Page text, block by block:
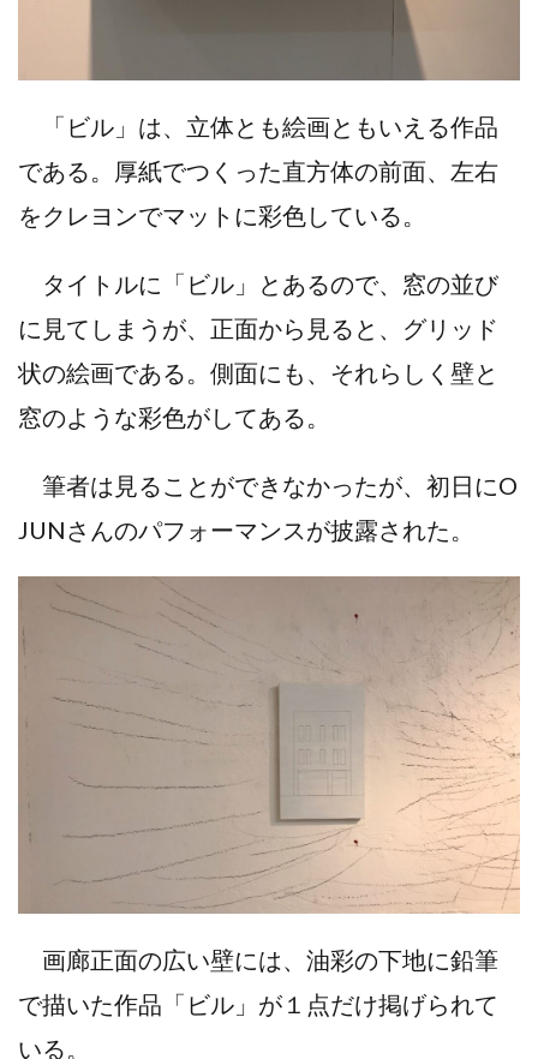
「ビル」は、立体とも絵画ともいえる作品
である。厚紙でつくった直方体の前面、左右
をクレヨンでマットに彩色している。
タイトルに「ビル」とあるので、窓の並び
に見てしまうが、正面から見ると、グリッド
状の絵画である。側面にも、それらしく壁と
窓のような彩色がしてある。
筆者は見ることができなかったが、初日にO
JUNさんのパフォーマンスが披露された。
画廊正面の広い壁には、油彩の下地に鉛筆
で描いた作品「ビル」が１点だけ掲げられて
いる。